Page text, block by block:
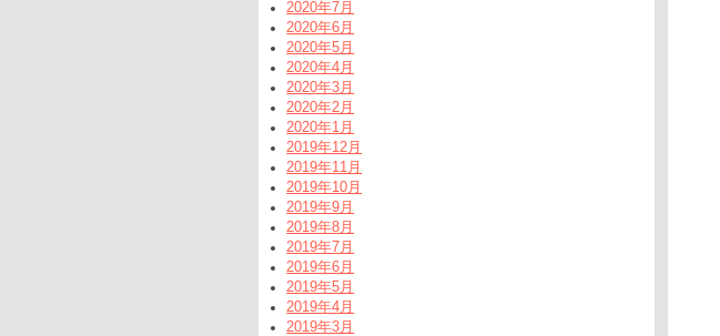
2020年7月
2020年6月
2020年5月
2020年4月
2020年3月
2020年2月
2020年1月
2019年12月
2019年11月
2019年10月
2019年9月
2019年8月
2019年7月
2019年6月
2019年5月
2019年4月
2019年3月